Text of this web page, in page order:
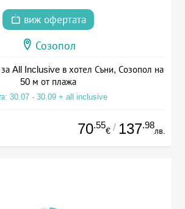
виж офертата
Созопол
All Inclusive в хотел Съни, Созопол на
50 м от плажа
30.07 - 30.09 + all inclusive
70.55
€ / 137.98
лв.